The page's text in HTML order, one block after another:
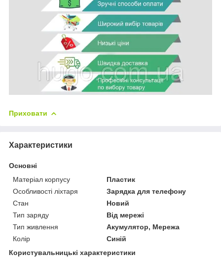
Приховати
Характеристики
Основні
Матеріал корпусу
Пластик
Особливості ліхтаря
Зарядка для телефону
Стан
Новий
Тип заряду
Від мережі
Тип живлення
Акумулятор, Мережа
Колір
Синій
Користувальницькі характеристики